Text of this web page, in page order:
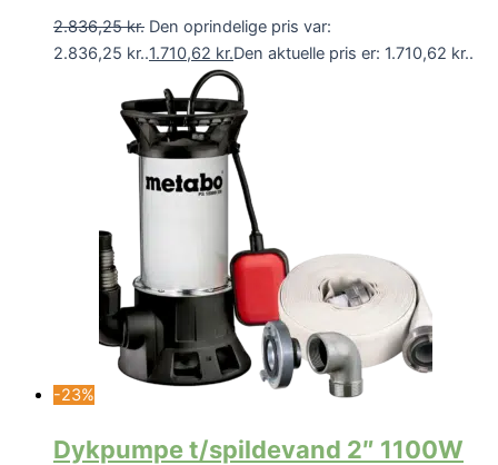
2.836,25kr. Den oprindelige pris var:
2.836,25 kr..1.710,62 kr.Den aktuelle pris er: 1.710,62 kr..
-23%
Dykpumpe t/spildevand 2″ 1100W